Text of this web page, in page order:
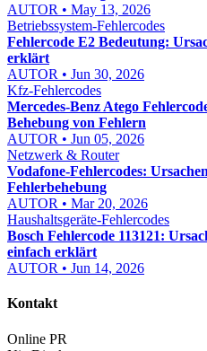
AUTOR • May 13, 2026
Betriebssystem-Fehlercodes
Fehlercode E2 Bedeutung:
erklärt
AUTOR • Jun 30, 2026
Kfz-Fehlercodes
Mercedes-Benz Atego
Behebung von Fehlern
AUTOR • Jun 05, 2026
Netzwerk & Router
Vodafone-Fehlercodes:
Fehlerbehebung
AUTOR • Mar 20, 2026
Haushaltsgeräte-Fehlercodes
Bosch Fehlercode 113121:
einfach erklärt
AUTOR • Jun 14, 2026
Kontakt
Online PR